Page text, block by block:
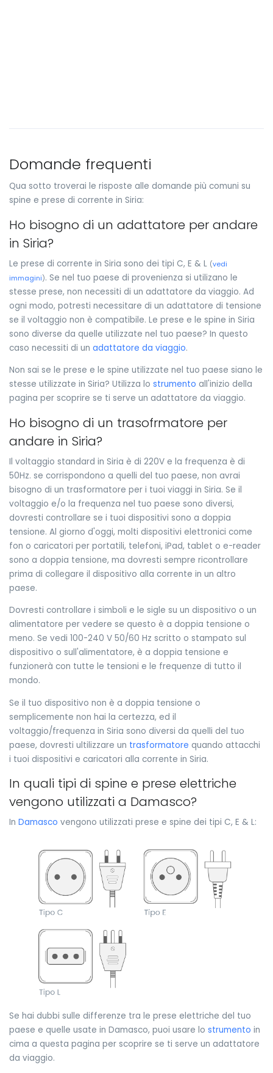
Domande frequenti
Qua sotto troverai le risposte alle domande più comuni su
spine e prese di corrente in Siria:
Ho bisogno di un adattatore per andare
in Siria?
Le prese di corrente in Siria sono dei tipi C, E & L (vedi
immagini). Se nel tuo paese di provenienza si utilizano le
stesse prese, non necessiti di un adattatore da viaggio. Ad
ogni modo, potresti necessitare di un adattatore di tensione
se il voltaggio non è compatibile. Le prese e le spine in Siria
sono diverse da quelle utilizzate nel tuo paese? In questo
caso necessiti di un adattatore da viaggio.
Non sai se le prese e le spine utilizzate nel tuo paese siano le
stesse utilizzate in Siria? Utilizza lo strumento all'inizio della
pagina per scoprire se ti serve un adattatore da viaggio.
Ho bisogno di un trasofrmatore per
andare in Siria?
Il voltaggio standard in Siria è di 220V e la frequenza è di
50Hz. se corrispondono a quelli del tuo paese, non avrai
bisogno di un trasformatore per i tuoi viaggi in Siria. Se il
voltaggio e/o la frequenza nel tuo paese sono diversi,
dovresti controllare se i tuoi dispositivi sono a doppia
tensione. Al giorno d'oggi, molti dispositivi elettronici come
fon o caricatori per portatili, telefoni, iPad, tablet o e-reader
sono a doppia tensione, ma dovresti sempre ricontrollare
prima di collegare il dispositivo alla corrente in un altro
paese.
Dovresti controllare i simboli e le sigle su un dispositivo o un
alimentatore per vedere se questo è a doppia tensione o
meno. Se vedi 100-240 V 50/60 Hz scritto o stampato sul
dispositivo o sull'alimentatore, è a doppia tensione e
funzionerà con tutte le tensioni e le frequenze di tutto il
mondo.
Se il tuo dispositivo non è a doppia tensione o
semplicemente non hai la certezza, ed il
voltaggio/frequenza in Siria sono diversi da quelli del tuo
paese, dovresti ultilizzare un trasformatore quando attacchi
i tuoi dispositivi e caricatori alla corrente in Siria.
In quali tipi di spine e prese elettriche
vengono utilizzati a Damasco?
In Damasco vengono utilizzati prese e spine dei tipi C, E & L:
Se hai dubbi sulle differenze tra le prese elettriche del tuo
paese e quelle usate in Damasco, puoi usare lo strumento in
cima a questa pagina per scoprire se ti serve un adattatore
da viaggio.